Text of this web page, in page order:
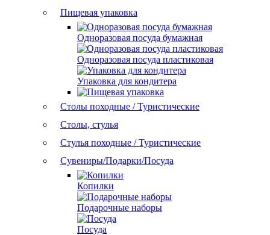
Пищевая упаковка
Одноразовая посуда бумажная
Одноразовая посуда пластиковая
Упаковка для кондитера
Столы походные / Туристические
Столы, стулья
Стулья походные / Туристические
Сувениры/Подарки/Посуда
Копилки
Подарочные наборы
Посуда